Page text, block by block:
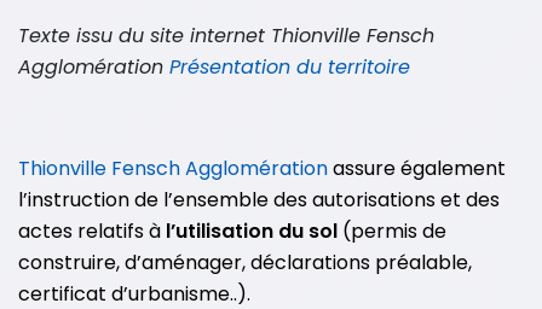
Texte issu du site internet Thionville Fensch
Agglomération Présentation du territoire
Thionville Fensch Agglomérationassure également
l’instruction de l’ensemble des autorisations et des
actes relatifs à l’utilisation du sol (permis de
construire, d’aménager, déclarations préalable,
certificat d’urbanisme..).